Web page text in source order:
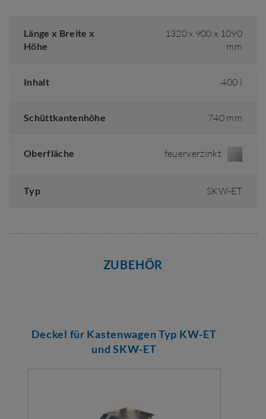
Länge x Breite x
Höhe
1320 x 900 x 1090
mm
Inhalt 400 l
Schüttkantenhöhe 740 mm
Oberfläche feuerverzinkt
Typ SKW-ET
ZUBEHÖR
Deckel für Kastenwagen Typ KW-ET
und SKW-ET